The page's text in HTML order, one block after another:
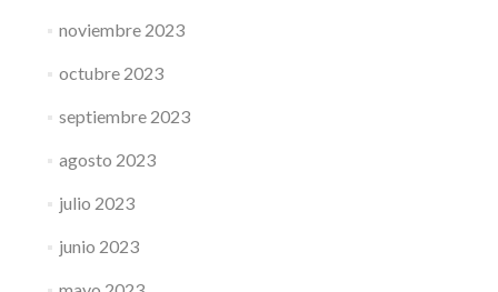
noviembre 2023
octubre 2023
septiembre 2023
agosto 2023
julio 2023
junio 2023